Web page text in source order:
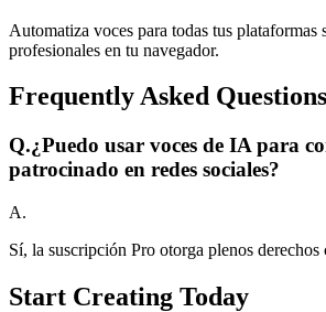
Automatiza voces para todas tus plataformas
profesionales en tu navegador.
Frequently Asked Questions
Q.¿Puedo usar voces de IA para
patrocinado en redes sociales?
A.
Sí, la suscripción Pro otorga plenos derechos
Start Creating Today